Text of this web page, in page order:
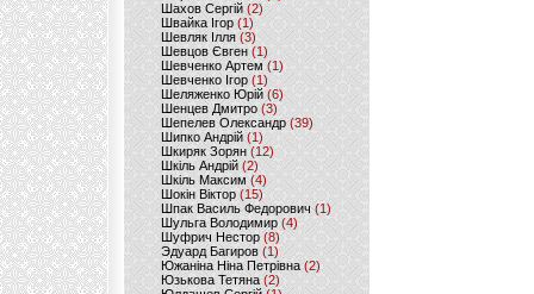
Шахов Сергій(2)
Швайка Ігор (1)
Шевляк Ілля (3)
Шевцов Євген (1)
Шевченко Артем(1)
Шевченко Ігор(1)
Шеляженко Юрій (6)
Шенцев Дмитро (3)
Шепелев Олександр (39)
Шипко Андрій(1)
Шкиряк Зорян(12)
Шкіль Андрій(2)
Шкіль Максим (4)
Шокін Віктор (15)
Шпак Василь Федорович (1)
Шульга Володимир (4)
Шуфрич Нестор(8)
Эдуард Багиров (1)
Южаніна Ніна Петрівна (2)
Юзькова Тетяна(2)